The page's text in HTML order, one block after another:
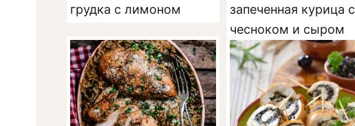
грудка с лимоном
запеченная курица с
чесноком и сыром